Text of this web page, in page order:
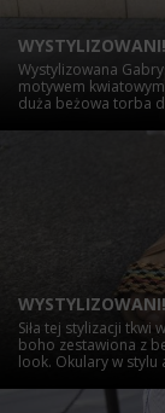
Wystylizowana
motywem
duża beżowa torba
Siła tej stylizacji tkwi
boho zestawiona z
look. Okulary w stylu